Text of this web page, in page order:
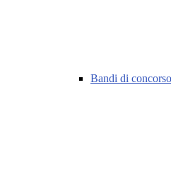
Bandi di concorso